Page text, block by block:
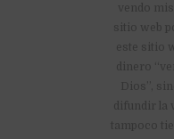
vendo
sitio web
este sitio
dinero
Dios”,
difundir la
tampoco